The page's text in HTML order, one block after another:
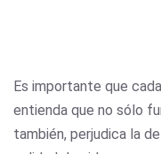
Es importante que
entienda que no sólo
también, perjudica la